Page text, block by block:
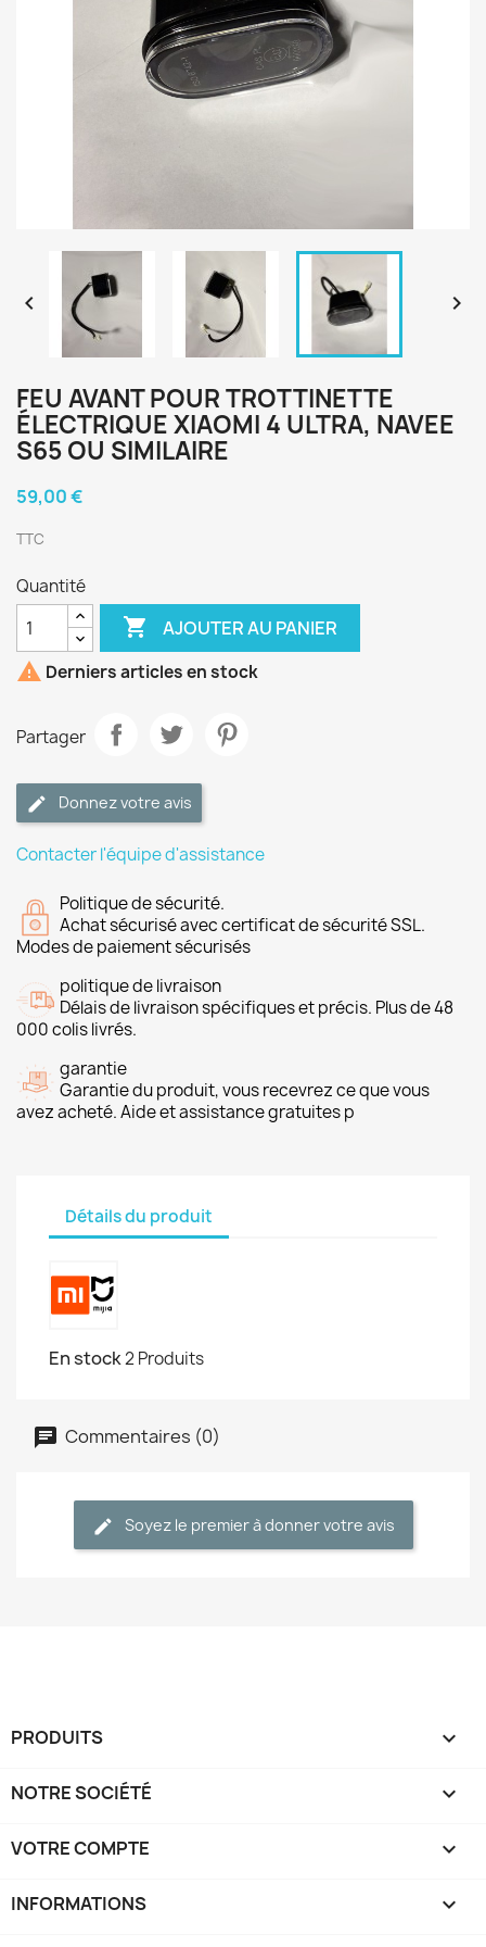
 
FEU AVANT POUR TROTTINETTE
ÉLECTRIQUE XIAOMI 4 ULTRA, NAVEE
S65 OU SIMILAIRE
59,00 €
TTC
Quantité
 AJOUTER AU PANIER
 Derniers articles en stock
Partager
Donnez votre avis
Contacter l'équipe d'assistance
Politique de sécurité.
Achat sécurisé avec certificat de sécurité SSL.
Modes de paiement sécurisés
politique de livraison
Délais de livraison spécifiques et précis. Plus de 48
000 colis livrés.
garantie
Garantie du produit, vous recevrez ce que vous
avez acheté. Aide et assistance gratuites p
Détails du produit
En stock2 Produits
Commentaires (0)
Soyez le premier à donner votre avis
PRODUITS 
NOTRE SOCIÉTÉ 
VOTRE COMPTE 
INFORMATIONS keyboard_arrow_down